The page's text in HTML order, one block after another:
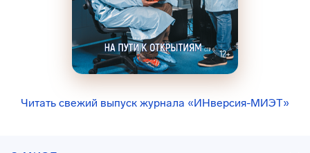
Читать свежий выпуск журнала «ИНверсия-МИЭТ»